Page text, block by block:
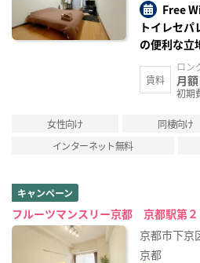
Free
トイレセ
の便利な
賃料
ロン
月
初期
女性向け 同棲向け
インターネット無料
キャンペーン
フルーツマンスリー京都 京都駅第
京都市下京
京都